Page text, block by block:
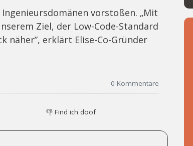
vorstoßen. „Mit
Ziel, der Low-Code-Standard
näher”, erklärt Elise-Co-Gründer
0 Kommentare
👎 Find ich doof